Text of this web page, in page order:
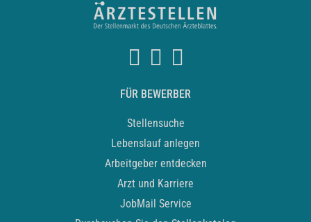
FÜR BEWERBER
Stellensuche
Lebenslauf anlegen
Arbeitgeber entdecken
Arzt und Karriere
JobMail Service